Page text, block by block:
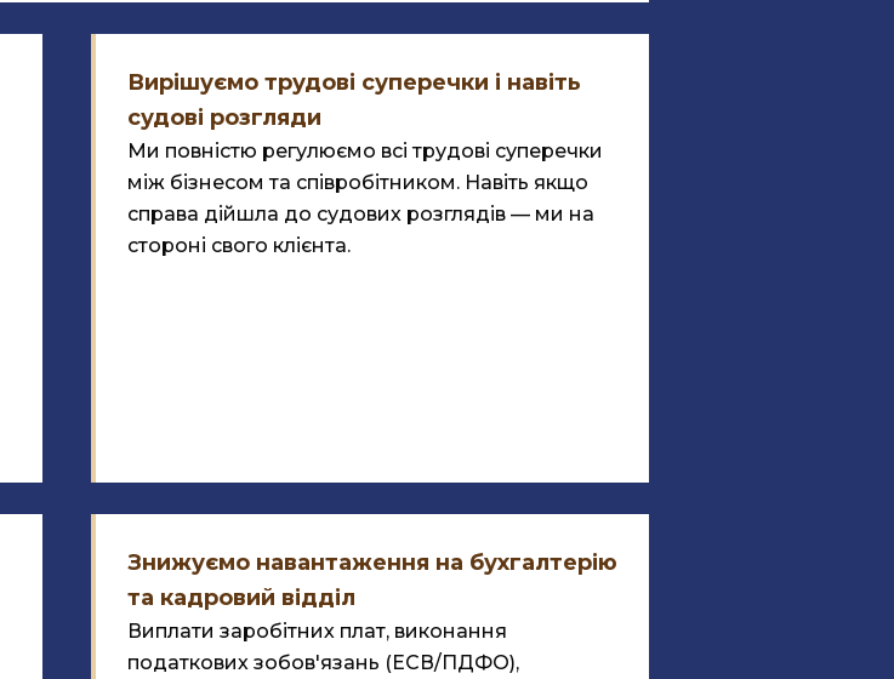
Вирішуємо трудові суперечки і навіть
судові розгляди
Ми повністю регулюємо всі трудові суперечки
між бізнесом та співробітником. Навіть якщо
справа дійшла до судових розглядів — ми на
стороні свого клієнта.
Знижуємо навантаження на бухгалтерію
та кадровий відділ
Виплати заробітних плат, виконання
податкових зобов'язань (ЕСВ/ПДФО),